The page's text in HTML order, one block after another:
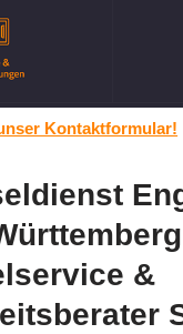
Kontaktformular!
&